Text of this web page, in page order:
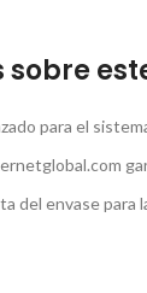
para el
del envase para